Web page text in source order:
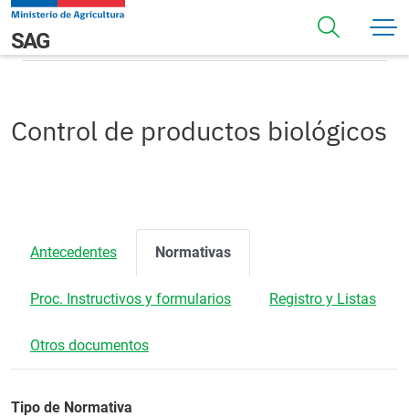
Pasar al contenido principal
Navegación principal
SAGNormativas
Control de productos biológicos
Antecedentes Normativas
Proc. Instructivos y formularios Registro y Listas
Otros documentos
Tipo de Normativa